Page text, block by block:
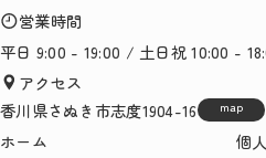
営業時間
平日 9:00 - 19:00 / 土日祝 10:00 -
アクセス
香川県さぬき市志度1904-16
map
ホーム 個